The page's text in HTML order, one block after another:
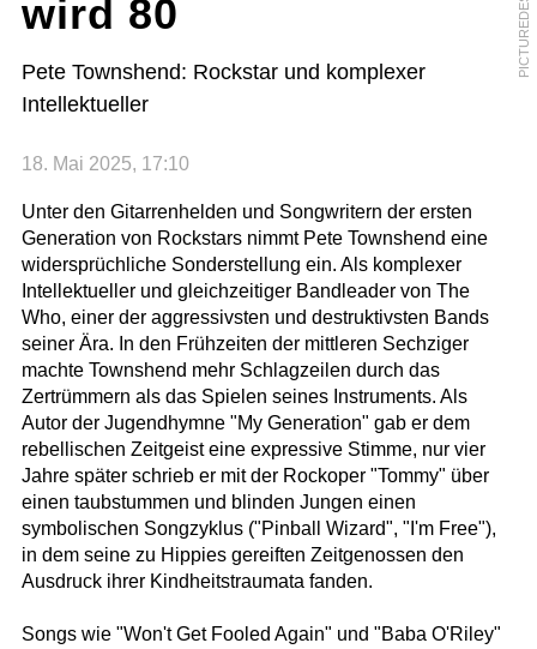
wird 80
Pete Townshend: Rockstar und komplexer
Intellektueller
18. Mai 2025, 17:10
Unter den Gitarrenhelden und Songwritern der ersten
Generation von Rockstars nimmt Pete Townshend eine
widersprüchliche Sonderstellung ein. Als komplexer
Intellektueller und gleichzeitiger Bandleader von The
Who, einer der aggressivsten und destruktivsten Bands
seiner Ära. In den Frühzeiten der mittleren Sechziger
machte Townshend mehr Schlagzeilen durch das
Zertrümmern als das Spielen seines Instruments. Als
Autor der Jugendhymne "My Generation" gab er dem
rebellischen Zeitgeist eine expressive Stimme, nur vier
Jahre später schrieb er mit der Rockoper "Tommy" über
einen taubstummen und blinden Jungen einen
symbolischen Songzyklus ("Pinball Wizard", "I'm Free"),
in dem seine zu Hippies gereiften Zeitgenossen den
Ausdruck ihrer Kindheitstraumata fanden.
Songs wie "Won't Get Fooled Again" und "Baba O'Riley"